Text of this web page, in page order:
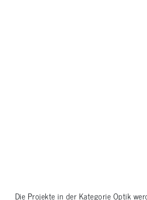
Die Projekte in der KategorieOptik